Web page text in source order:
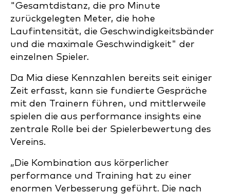
"Gesamtdistanz, die pro Minute
zurückgelegten Meter, die hohe
Laufintensität, die Geschwindigkeitsbänder
und die maximale Geschwindigkeit" der
einzelnen Spieler.
Da Mia diese Kennzahlen bereits seit einiger
Zeit erfasst, kann sie fundierte Gespräche
mit den Trainern führen, und mittlerweile
spielen die aus performance insights eine
zentrale Rolle bei der Spielerbewertung des
Vereins.
„Die Kombination aus körperlicher
performance und Training hat zu einer
enormen Verbesserung geführt. Die nach